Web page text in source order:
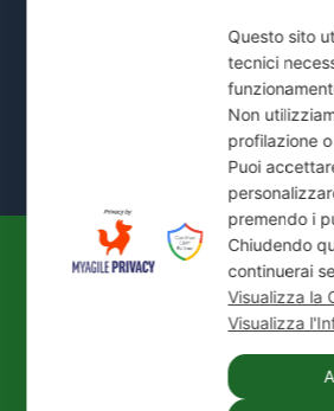
Mostra Tutte le Zone Servite →
© 2026
IDEAL JET S.N.C.
| P. IVA /
REA: MI-1339524 | Via Pisa
San Giovanni (MI)
+39 02 24416880| PEC:
Questo sito
tecnici
Non
profilazione
Puoi
premendo i
Chiudendo
continuerai
Visualizza la
Visualizza